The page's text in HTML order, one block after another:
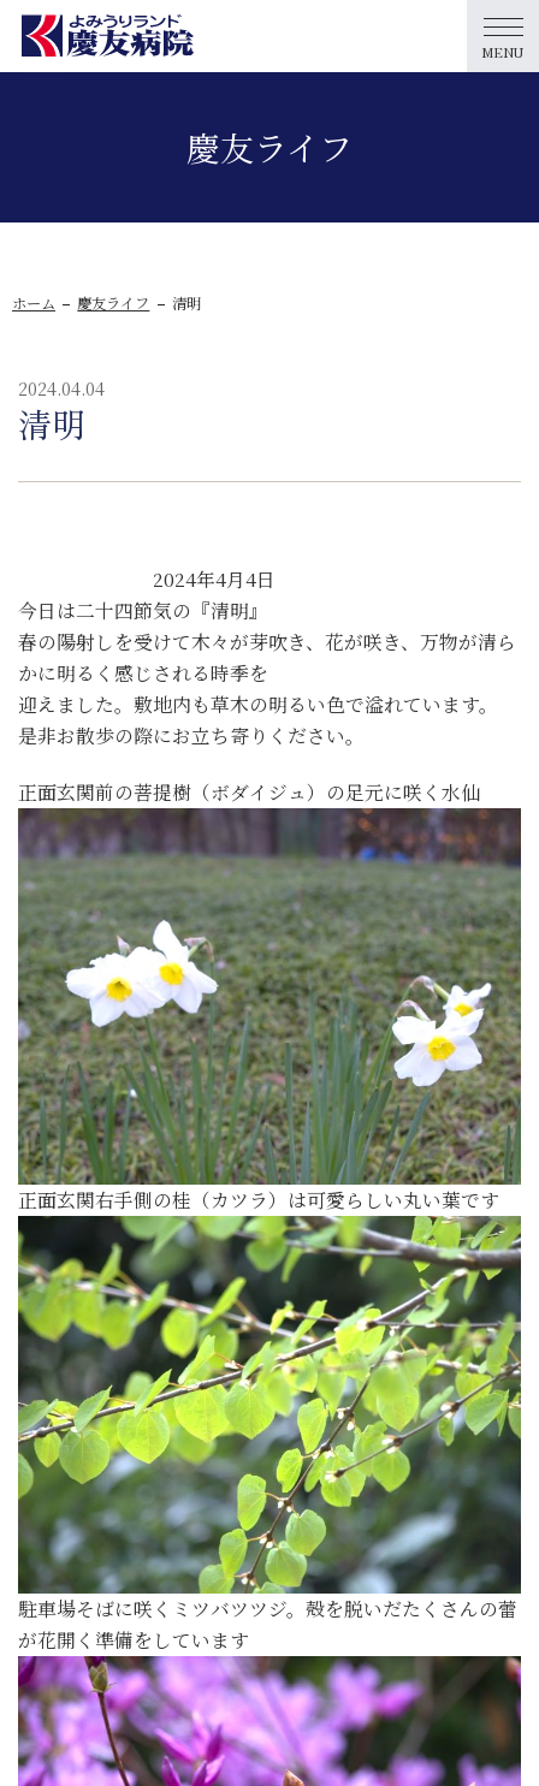
MENU
慶友ライフ
ホーム 慶友ライフ 清明
2024.04.04
清明
2024年4月4日
今日は二十四節気の『清明』
春の陽射しを受けて木々が芽吹き、花が咲き、万物が清ら
かに明るく感じされる時季を
迎えました。敷地内も草木の明るい色で溢れています。
是非お散歩の際にお立ち寄りください。
正面玄関前の菩提樹（ボダイジュ）の足元に咲く水仙
正面玄関右手側の桂（カツラ）は可愛らしい丸い葉です
駐車場そばに咲くミツバツツジ。殻を脱いだたくさんの蕾
が花開く準備をしています